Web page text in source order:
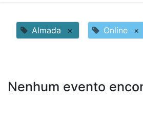
Almada × Online ×
Nenhum evento